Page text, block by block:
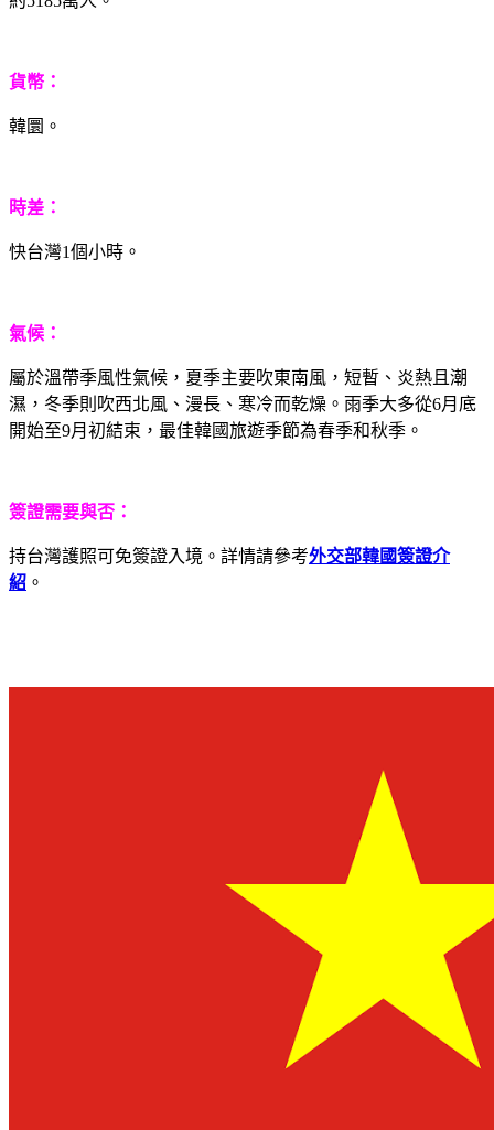
貨幣：
韓圜。
時差：
快台灣1個小時。
氣候：
屬於溫帶季風性氣候，夏季主要吹東南風，短暫、炎熱且潮
濕，冬季則吹西北風、漫長、寒冷而乾燥。雨季大多從6月底
開始至9月初結束，最佳韓國旅遊季節為春季和秋季。
簽證需要與否：
持台灣護照可免簽證入境。詳情請參考外交部韓國簽證介
紹 。